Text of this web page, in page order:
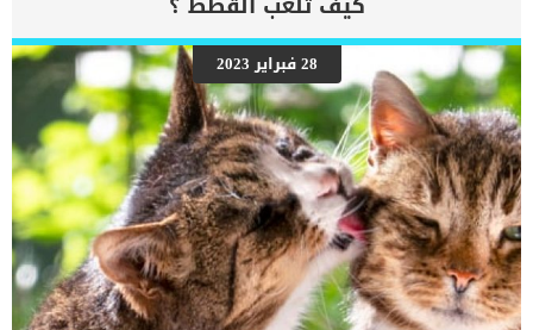
القطط الصيادة التى تستمتع بالهجوم والانقضاض. كما تحتاج القطط
الصيادة توفير الالعاب الخاصة بها مثل عمدان الخدش والفأر القطنى.
ستجدها ايضا تستقل الارفف والاماكن المرتفعة لتمارس هوايتها فى
الانقضاض على الاساس والمفروشات وربما عليك ايضا. سنقدم لك فى هذا
المقال التفاصيل الشاملة حول شخصيات القطط المختلفة بقدر ما نقلته لنا
الابحاث والدراسات التى اجريت على القطط. اقرا ايضا” أنواع القطط
المنزلية الأكثر رقة وحنانا اضافة الى ما سبق بالطبع هناك سمات شخصية
لا نعلم عنها شئ ربما تكون فى قطتك انت فقط دون القطط الاخرى.
شخصيات القطط […]
28 فبراير 2023